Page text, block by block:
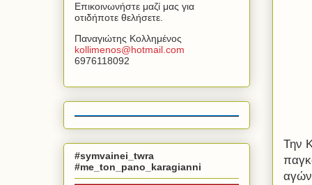
Την
Επικοινωνήστε μαζί μας για
οτιδήποτε θελήσετε.
Παναγιώτης Κολλημένος
kollimenos@hotmail com
6976118092
#symvainei_twra
#me_ton_pano_karagianni